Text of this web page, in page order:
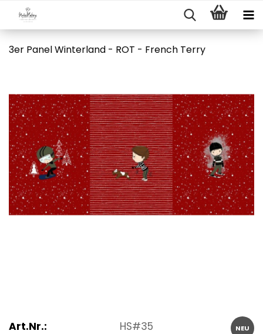
3er Panel Winterland - ROT - French Terry
NEU
Art.Nr.:
HS#35